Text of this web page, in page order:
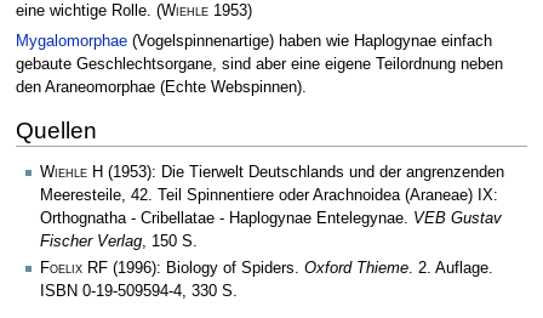
eine wichtige Rolle. (Wiehle1953)
Mygalomorphae(Vogelspinnenartige) haben wie Haplogynae einfach
gebaute Geschlechtsorgane, sind aber eine eigene Teilordnung neben
den Araneomorphae (Echte Webspinnen).
Quellen
Wiehle H (1953): Die Tierwelt Deutschlands und der angrenzenden
Meeresteile, 42. Teil Spinnentiere oder Arachnoidea (Araneae) IX:
Orthognatha - Cribellatae - Haplogynae Entelegynae. VEB Gustav
Fischer Verlag , 150 S.
Foelix RF (1996): Biology of Spiders. Oxford Thieme. 2. Auflage.
ISBN 0-19-509594-4, 330 S.